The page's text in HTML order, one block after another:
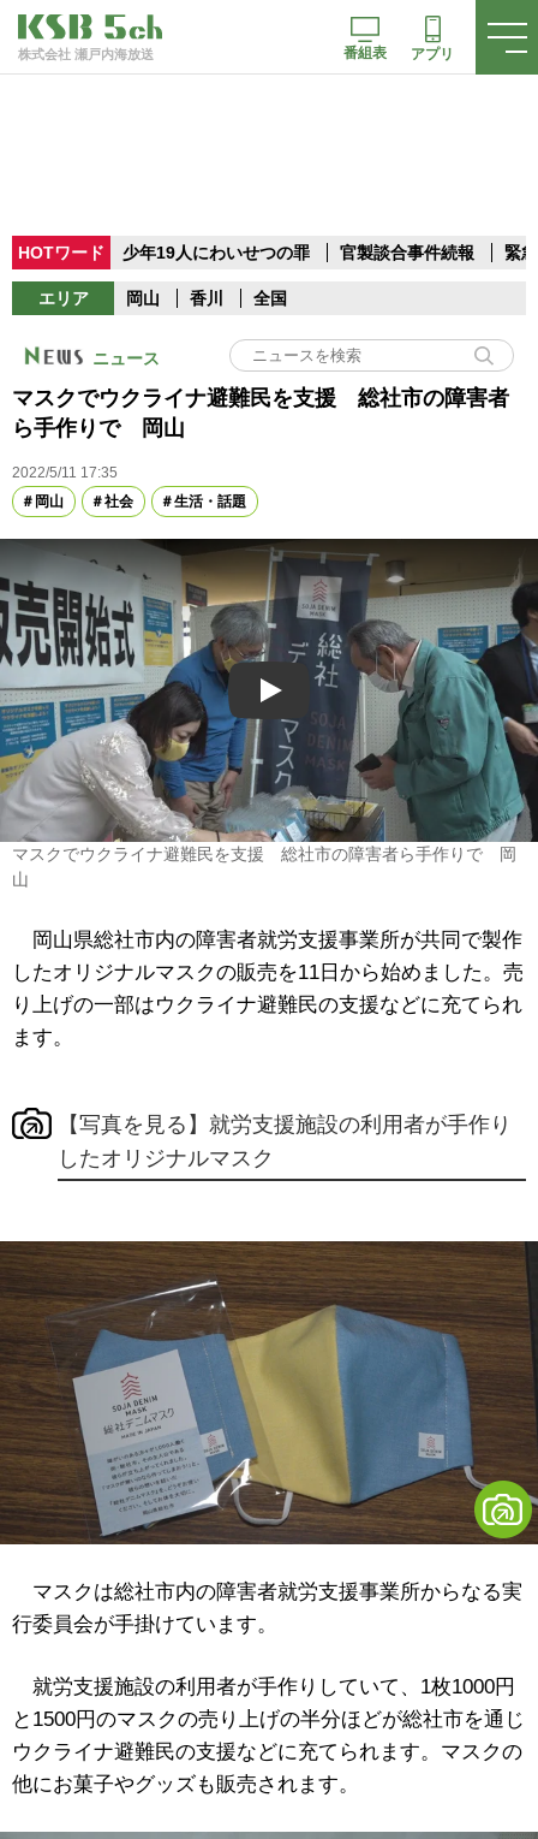
株式会社 瀬戸内海放送 番組表 アプリ
HOTワード 少年19人にわいせつの罪 官製談合事件続報 緊
エリア 岡山 香川 全国
ニュース
マスクでウクライナ避難民を支援 総社市の障害者
ら手作りで 岡山
2022/5/11 17:35
岡山
社会 生活・話題
Play
マスクでウクライナ避難民を支援 総社市の障害者ら手作りで 岡
山
岡山県総社市内の障害者就労支援事業所が共同で製作
したオリジナルマスクの販売を11日から始めました。売
り上げの一部はウクライナ避難民の支援などに充てられ
ます。
【写真を見る】就労支援施設の利用者が手作り
したオリジナルマスク
マスクは総社市内の障害者就労支援事業所からなる実
行委員会が手掛けています。
就労支援施設の利用者が手作りしていて、1枚1000円
と1500円のマスクの売り上げの半分ほどが総社市を通じ
ウクライナ避難民の支援などに充てられます。マスクの
他にお菓子やグッズも販売されます。